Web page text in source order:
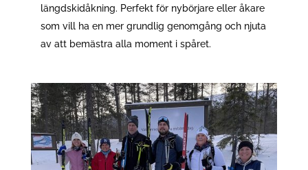
längdskidåkning. Perfekt för nybörjare eller åkare
som vill ha en mer grundlig genomgång och njuta
av att bemästra alla moment i spåret.